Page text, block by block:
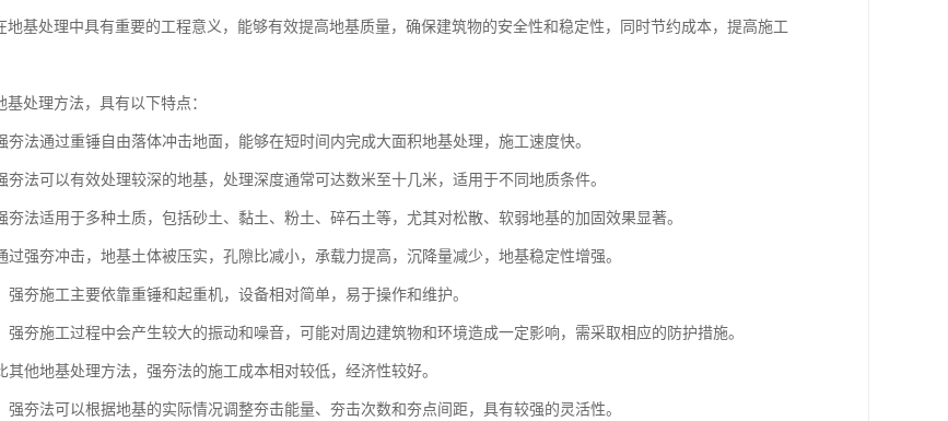
地基处理中具有重要的工程意义，能够有效提高地基质量，确保建筑物的安全性和稳定性，同时节约成本，提高施工
处理方法，具有以下特点：
夯法通过重锤自由落体冲击地面，能够在短时间内完成大面积地基处理，施工速度快。
夯法可以有效处理较深的地基，处理深度通常可达数米至十几米，适用于不同地质条件。
夯法适用于多种土质，包括砂土、黏土、粉土、碎石土等，尤其对松散、软弱地基的加固效果显著。
过强夯冲击，地基土体被压实，孔隙比减小，承载力提高，沉降量减少，地基稳定性增强。
强夯施工主要依靠重锤和起重机，设备相对简单，易于操作和维护。
强夯施工过程中会产生较大的振动和噪音，可能对周边建筑物和环境造成一定影响，需采取相应的防护措施。
其他地基处理方法，强夯法的施工成本相对较低，经济性较好。
强夯法可以根据地基的实际情况调整夯击能量、夯击次数和夯点间距，具有较强的灵活性。